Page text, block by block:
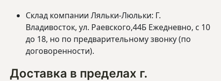
Склад компании Ляльки-Люльки: Г.
Владивосток, ул. Раевского,44Б Ежедневно, с 10
до 18, но по предварительному звонку (по
договоренности).
Доставка в пределах г.